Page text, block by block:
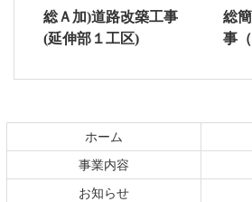
総Ａ加)道路改築工事
(延伸部１工区)
総
事
ン
ツ
の
先
ホーム
事業内容
お知らせ